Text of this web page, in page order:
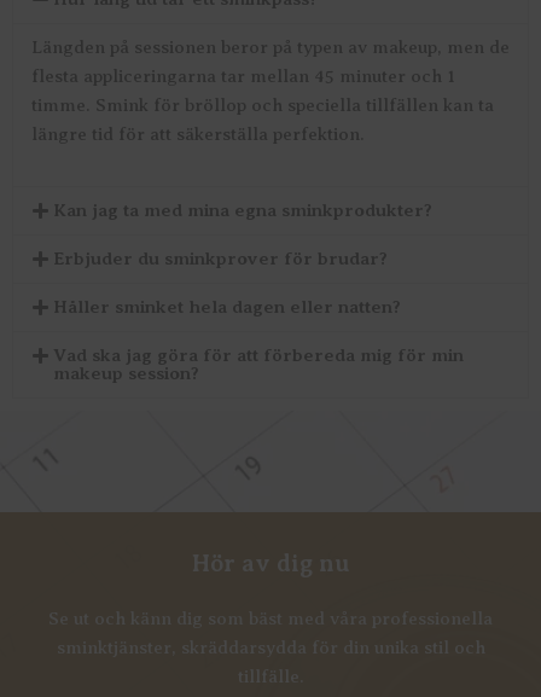
Längden på sessionen beror på typen av makeup, men de
flesta appliceringarna tar mellan 45 minuter och 1
timme. Smink för bröllop och speciella tillfällen kan ta
längre tid för att säkerställa perfektion.
Kan jag ta med mina egna sminkprodukter?
Erbjuder du sminkprover för brudar?
Håller sminket hela dagen eller natten?
Vad ska jag göra för att förbereda mig för min
makeup session?
Hör av dig nu
Se ut och känn dig som bäst med våra professionella
sminktjänster, skräddarsydda för din unika stil och
tillfälle.